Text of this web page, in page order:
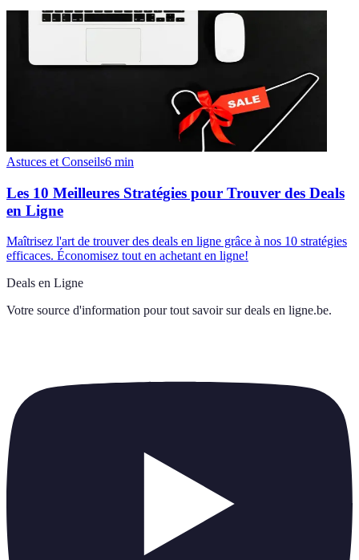
Astuces et Conseils6 min
Les 10 Meilleures Stratégies pour Trouver des Deals
en Ligne
Maîtrisez l'art de trouver des deals en ligne grâce à nos 10 stratégies
efficaces. Économisez tout en achetant en ligne!
Deals en Ligne
Votre source d'information pour tout savoir sur deals en ligne.be.